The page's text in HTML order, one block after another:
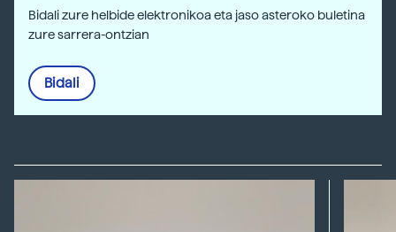
Bidali zure helbide elektronikoa eta jaso asteroko buletina
zure sarrera-ontzian
Bidali